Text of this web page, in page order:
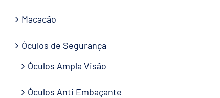
Macacão
Óculos de Segurança
Óculos Ampla Visão
Óculos Anti Embaçante